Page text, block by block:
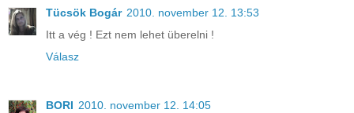
Tücsök Bogár 2010. november 12. 13:53
Itt a vég ! Ezt nem lehet überelni !
Válasz
BORI 2010. november 12. 14:05